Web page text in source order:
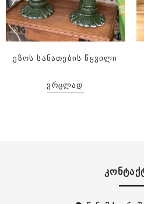
ეზოს სანათების წყვილი
ᲕᲠᲪᲚᲐᲓ